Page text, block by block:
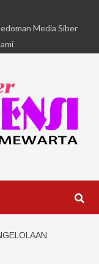
Media Siber